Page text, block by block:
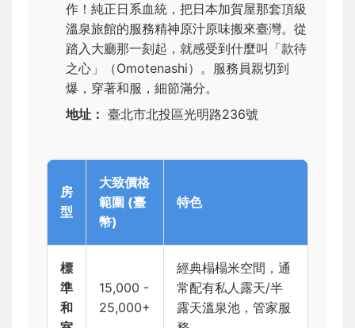
作！純正日系血統，把日本加賀屋那套頂級
溫泉旅館的服務精神原汁原味搬來臺灣。從
踏入大廳那一刻起，就感受到什麼叫「款待
之心」（Omotenashi）。服務員親切到
爆，穿著和服，細節滿分。
地址： 臺北市北投區光明路236號
房
型
大致價格
範圍 (臺
幣)
特色
標
準
和
15,000 -
25,000+
經典榻榻米空間，通
常配有私人露天/半
露天溫泉池，管家服